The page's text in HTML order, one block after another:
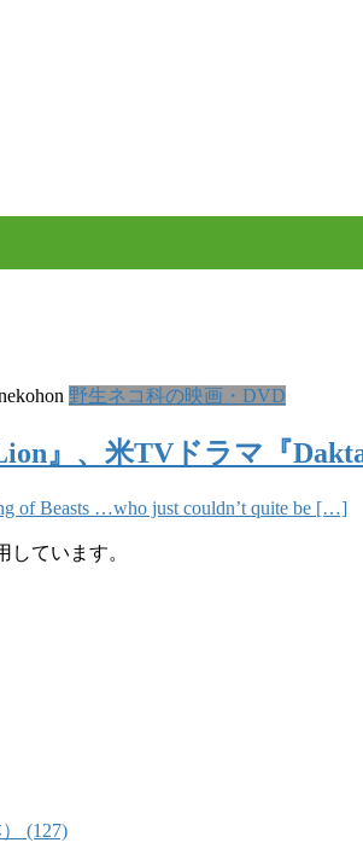
野生ネコ科の映画・DVD
』、米TVドラマ『
of Beasts …who just couldn’t quite be […]
ています。
(127)